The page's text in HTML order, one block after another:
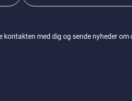
med dig og sende nyheder